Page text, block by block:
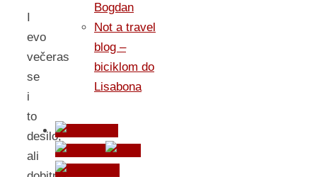
I
evo
večeras
se
i
to
desilo,
ali
Bogdan
Not a travel
blog –
biciklom do
Lisabona